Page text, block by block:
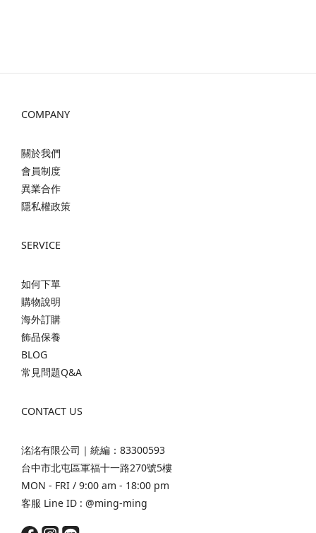
COMPANY
關於我們
會員制度
異業合作
隱私權政策
SERVICE
如何下單
購物說明
海外訂購
飾品保養
BLOG
常見問題Q&A
CONTACT US
洺洺有限公司｜統編：83300593
台中市北屯區軍福十一路270號5樓
MON - FRI / 9:00 am - 18:00 pm
客服 Line ID : @ming-ming